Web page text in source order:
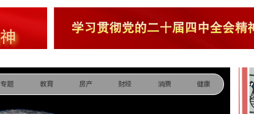
专题 教育 房产 财经 消费 健康